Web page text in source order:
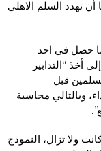
تهدد السلم الاهلي
حصل في احد
أخذ “التدابير
قبل
وبالتالي محاسبة
ولا تزال، النموذج